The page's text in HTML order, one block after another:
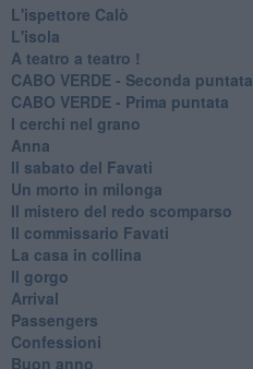
L'ispettore Calò
L'isola
A teatro a teatro !
CABO VERDE - Seconda puntata
CABO VERDE - Prima puntata
I cerchi nel grano
Anna
Il sabato del Favati
Un morto in milonga
Il mistero del redo scomparso
Il commissario Favati
La casa in collina
Il gorgo
Arrival
Passengers
Confessioni
Buon anno